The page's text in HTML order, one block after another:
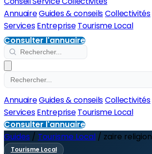
AnnuaireGuides & conseilsCollectivités
ServicesEntreprise Tourisme Local
Consulter l'annuaire
AnnuaireGuides & conseilsCollectivités
ServicesEntreprise Tourisme Local
Consulter l'annuaire
Guides / Tourisme Local / zaire religion
Tourisme Local